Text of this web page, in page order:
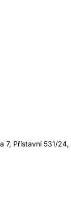
7, Přístavní 531/24,